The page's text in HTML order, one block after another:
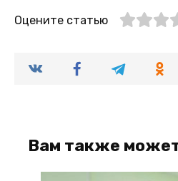
Оцените статью
Вам также